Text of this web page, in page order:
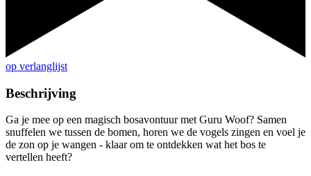
op verlanglijst
Beschrijving
Ga je mee op een magisch bosavontuur met Guru Woof? Samen
snuffelen we tussen de bomen, horen we de vogels zingen en voel je
de zon op je wangen - klaar om te ontdekken wat het bos te
vertellen heeft?